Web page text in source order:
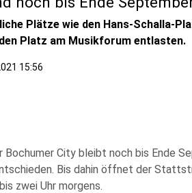
Plätze wie den Hans-Schalla-
Platz am Musikforum entlasten.
15:56
City bleibt noch bis Ende
Bis dahin öffnet der
zwei Uhr morgens.